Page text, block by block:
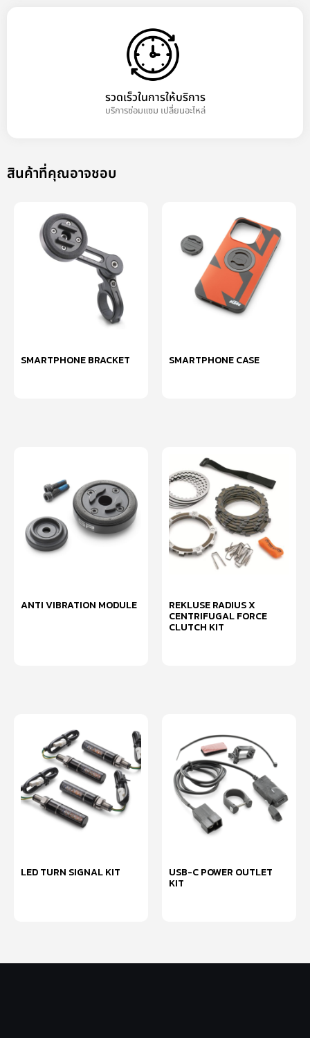
รวดเร็วในการให้บริการ
บริการซ่อมแซม เปลี่ยนอะไหล่
สินค้าที่คุณอาจชอบ
SMARTPHONE BRACKET
SMARTPHONE CASE
ANTI VIBRATION MODULE
REKLUSE RADIUS X
CENTRIFUGAL FORCE
CLUTCH KIT
LED TURN SIGNAL KIT
USB-C POWER OUTLET
KIT